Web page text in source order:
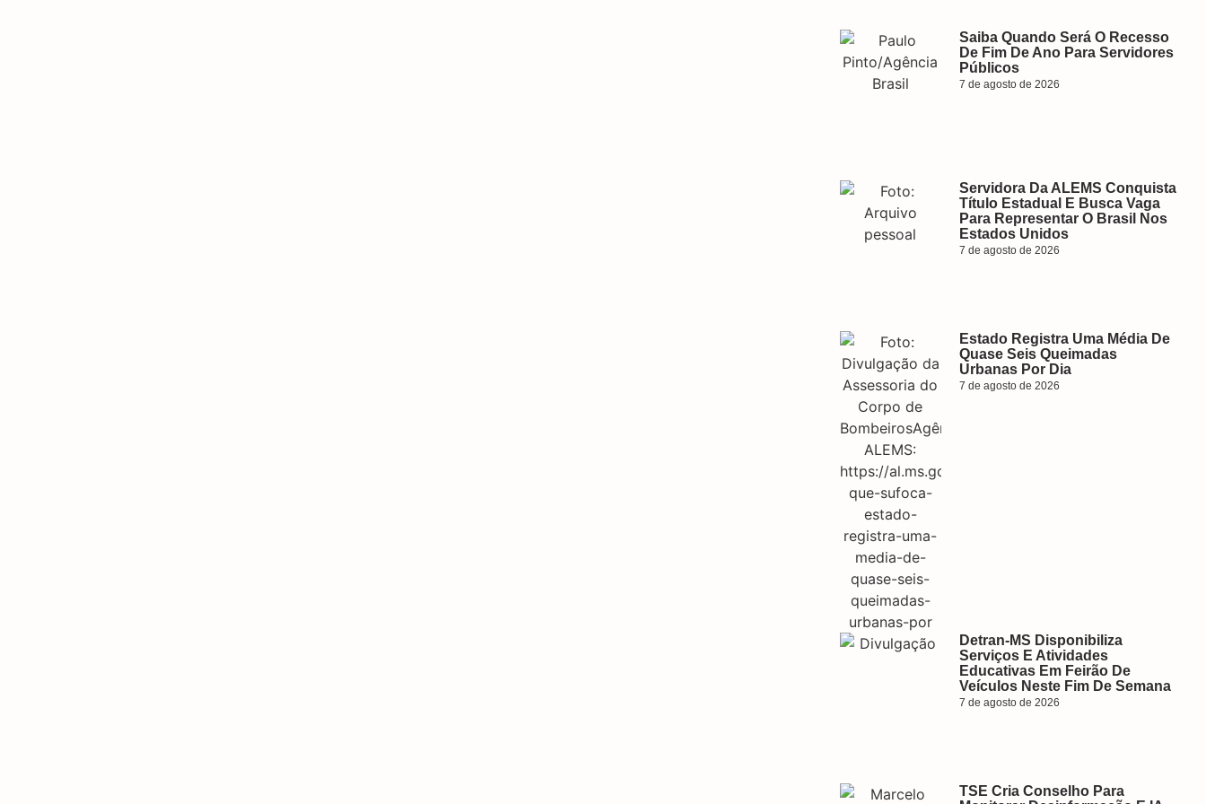
Saiba Quando Será O Recesso
De Fim De Ano Para Servidores
Públicos
7 de agosto de 2026
Servidora Da ALEMS Conquista
Título Estadual E Busca Vaga
Para Representar O Brasil Nos
Estados Unidos
7 de agosto de 2026
Estado Registra Uma Média De
Quase Seis Queimadas
Urbanas Por Dia
7 de agosto de 2026
Detran-MS Disponibiliza
Serviços E Atividades
Educativas Em Feirão De
Veículos Neste Fim De Semana
7 de agosto de 2026
TSE Cria Conselho Para